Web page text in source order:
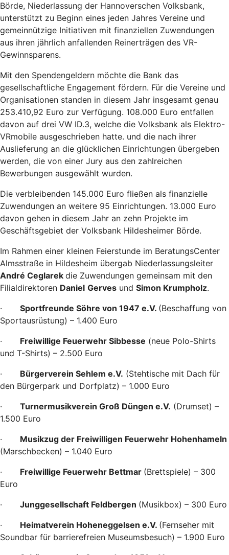
Börde, Niederlassung der Hannoverschen Volksbank,
unterstützt zu Beginn eines jeden Jahres Vereine und
gemeinnützige Initiativen mit finanziellen Zuwendungen
aus ihren jährlich anfallenden Reinerträgen des VR-
Gewinnsparens.
Mit den Spendengeldern möchte die Bank das
gesellschaftliche Engagement fördern. Für die Vereine und
Organisationen standen in diesem Jahr insgesamt genau
253.410,92 Euro zur Verfügung. 108.000 Euro entfallen
davon auf drei VW ID.3, welche die Volksbank als Elektro-
VRmobile ausgeschrieben hatte. und die nach ihrer
Auslieferung an die glücklichen Einrichtungen übergeben
werden, die von einer Jury aus den zahlreichen
Bewerbungen ausgewählt wurden.
Die verbleibenden 145.000 Euro fließen als finanzielle
Zuwendungen an weitere 95 Einrichtungen. 13.000 Euro
davon gehen in diesem Jahr an zehn Projekte im
Geschäftsgebiet der Volksbank Hildesheimer Börde.
Im Rahmen einer kleinen Feierstunde im BeratungsCenter
Almsstraße in Hildesheim übergab Niederlassungsleiter
André Ceglarek die Zuwendungen gemeinsam mit den
Filialdirektoren Daniel Gerves und Simon Krumpholz.
· Sportfreunde Söhre von 1947 e.V. (Beschaffung von
Sportausrüstung) – 1.400 Euro
· Freiwillige Feuerwehr Sibbesse (neue Polo-Shirts
und T-Shirts) – 2.500 Euro
· Bürgerverein Sehlem e.V. (Stehtische mit Dach für
den Bürgerpark und Dorfplatz) – 1.000 Euro
· Turnermusikverein Groß Düngen e.V. (Drumset) –
1.500 Euro
· Musikzug der Freiwilligen Feuerwehr Hohenhameln
(Marschbecken) – 1.040 Euro
· Freiwillige Feuerwehr Bettmar (Brettspiele) – 300
Euro
· Junggesellschaft Feldbergen (Musikbox) – 300 Euro
· Heimatverein Hoheneggelsen e.V. (Fernseher mit
Soundbar für barrierefreien Museumsbesuch) – 1.900 Euro